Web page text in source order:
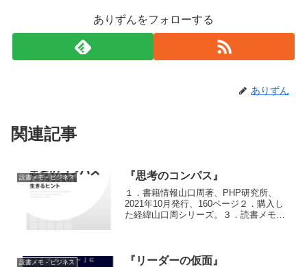
ありずんをフォローする
ありずん
関連記事
読書メモ - ビジネス 『思考のコンパス』
１．書籍情報山口周著、PHP研究所、
2021年10月発行、160ページ２．購入し
た経緯山口周シリーズ。３．読書メモ対
った章（対談者...
読書メモ - ビジネス 『リーダーの仮面』